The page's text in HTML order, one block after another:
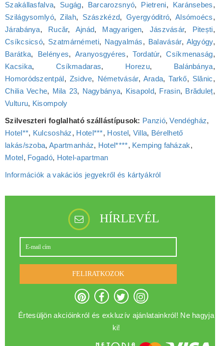
Szakállasfalva, Sugág, Barcarozsnyó, Pietreni, Karánsebes,
Szilágysomlyó,Zilah, Szászkézd, Gyergyóditró, Alsómoécs,
Járabánya, Rucăr, Ajnád, Magyarigen, Jászvásár, Pitești,
Csíkcsicsó, Szatmárnémeti, Nagyalmás, Balavásár, Algyógy,
Barátka, Belényes, Aranyosgyéres,Tordatúr,Csíkmenaság,
Kacsika, Csíkmadaras, Horezu, Balánbánya,
Homoródszentpál, Zsidve, Németvásár, Arada,Tarkő, Slănic,
Chilia Veche, Mila 23, Nagybánya, Kisapold, Frasin, Brăduleț,
Vulturu, Kisompoly
Szilveszteri foglalható szállástípusok: Panzió,Vendégház,
Hotel**, Kulcsosház, Hotel***, Hostel, Villa, Bérelhető
lakás/szoba, Apartmanház, Hotel****, Kemping faházak,
Motel, Fogadó, Hotel‑apartman
Információk a vakációs jegyekről és kártyákról
HÍRLEVÉL
FELIRATKOZOK
Értesüljön akcióinkról és exkluzív ajánlatainkról! Ne hagyja
ki!